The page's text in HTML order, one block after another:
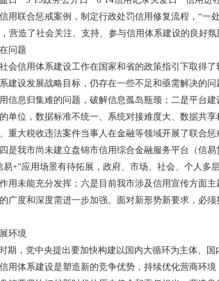
监管机制初见成效。组织相关部门，通过
息嵌入“审批、监管”工作流程，建立告知
进信用承诺嵌入式全流程应用。事中在税
象认定机制，形成线上线下互相融合的监
奖惩机制初步建立。全面落实守信联合激
送、反馈各领域联合奖惩信息，实现了联
个“黑名单”涉及的法人和自然人实施联
（辽宁盘锦）”网站向社会公布。
场景应用逐渐显现。积极创新“信易+”应
和有融资需求的中小企业入驻全国中小企
善中小微企业融资难、融资贵、融资慢的
需求金额6250万元。
社会环境效果初显。以微信公众号、手机
费者权益日”“5·15政务公开日”“6·14信用